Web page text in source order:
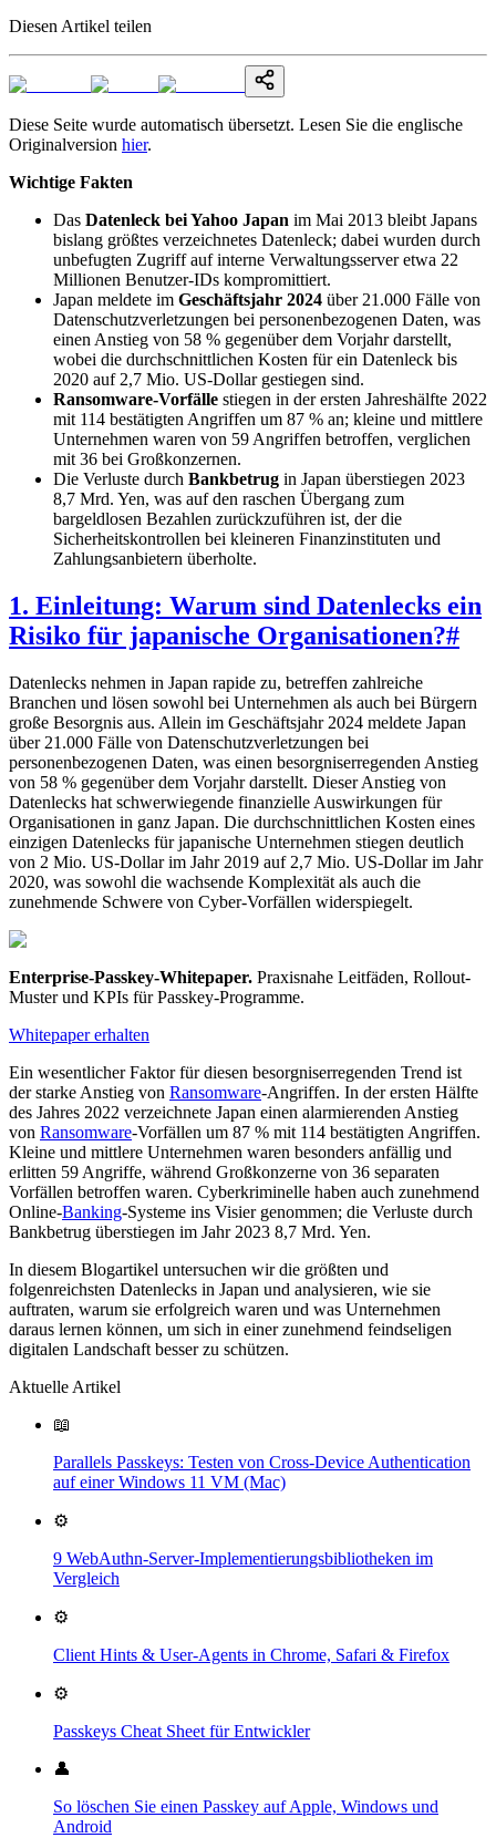
Diesen Artikel teilen
Diese Seite wurde automatisch übersetzt. Lesen Sie die englische
Originalversion hier.
Wichtige Fakten
Das Datenleck bei Yahoo Japan im Mai 2013 bleibt Japans
bislang größtes verzeichnetes Datenleck; dabei wurden durch
unbefugten Zugriff auf interne Verwaltungsserver etwa 22
Millionen Benutzer-IDs kompromittiert.
Japan meldete im Geschäftsjahr 2024 über 21.000 Fälle von
Datenschutzverletzungen bei personenbezogenen Daten, was
einen Anstieg von 58 % gegenüber dem Vorjahr darstellt,
wobei die durchschnittlichen Kosten für ein Datenleck bis
2020 auf 2,7 Mio. US-Dollar gestiegen sind.
Ransomware-Vorfälle stiegen in der ersten Jahreshälfte 2022
mit 114 bestätigten Angriffen um 87 % an; kleine und mittlere
Unternehmen waren von 59 Angriffen betroffen, verglichen
mit 36 bei Großkonzernen.
Die Verluste durch Bankbetrug in Japan überstiegen 2023
8,7 Mrd. Yen, was auf den raschen Übergang zum
bargeldlosen Bezahlen zurückzuführen ist, der die
Sicherheitskontrollen bei kleineren Finanzinstituten und
Zahlungsanbietern überholte.
1. Einleitung: Warum sind Datenlecks ein
Risiko für japanische Organisationen?#
Datenlecks nehmen in Japan rapide zu, betreffen zahlreiche
Branchen und lösen sowohl bei Unternehmen als auch bei Bürgern
große Besorgnis aus. Allein im Geschäftsjahr 2024 meldete Japan
über 21.000 Fälle von Datenschutzverletzungen bei
personenbezogenen Daten, was einen besorgniserregenden Anstieg
von 58 % gegenüber dem Vorjahr darstellt. Dieser Anstieg von
Datenlecks hat schwerwiegende finanzielle Auswirkungen für
Organisationen in ganz Japan. Die durchschnittlichen Kosten eines
einzigen Datenlecks für japanische Unternehmen stiegen deutlich
von 2 Mio. US-Dollar im Jahr 2019 auf 2,7 Mio. US-Dollar im Jahr
2020, was sowohl die wachsende Komplexität als auch die
zunehmende Schwere von Cyber-Vorfällen widerspiegelt.
Enterprise-Passkey-Whitepaper. Praxisnahe Leitfäden, Rollout-
Muster und KPIs für Passkey-Programme.
Whitepaper erhalten
Ein wesentlicher Faktor für diesen besorgniserregenden Trend ist
der starke Anstieg von Ransomware-Angriffen. In der ersten Hälfte
des Jahres 2022 verzeichnete Japan einen alarmierenden Anstieg
von Ransomware-Vorfällen um 87 % mit 114 bestätigten Angriffen.
Kleine und mittlere Unternehmen waren besonders anfällig und
erlitten 59 Angriffe, während Großkonzerne von 36 separaten
Vorfällen betroffen waren. Cyberkriminelle haben auch zunehmend
Online-Banking-Systeme ins Visier genommen; die Verluste durch
Bankbetrug überstiegen im Jahr 2023 8,7 Mrd. Yen.
In diesem Blogartikel untersuchen wir die größten und
folgenreichsten Datenlecks in Japan und analysieren, wie sie
auftraten, warum sie erfolgreich waren und was Unternehmen
daraus lernen können, um sich in einer zunehmend feindseligen
digitalen Landschaft besser zu schützen.
Aktuelle Artikel
📖
Parallels Passkeys: Testen von Cross-Device Authentication
auf einer Windows 11 VM (Mac)
⚙️
9 WebAuthn-Server-Implementierungsbibliotheken im
Vergleich
⚙️
Client Hints & User-Agents in Chrome, Safari & Firefox
⚙️
Passkeys Cheat Sheet für Entwickler
👤
So löschen Sie einen Passkey auf Apple, Windows und
Android